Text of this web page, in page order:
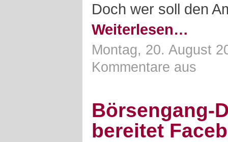
Doch wer soll den
Weiterlesen…
Montag, 20. August
Kommentare aus
Börsengang-
bereitet